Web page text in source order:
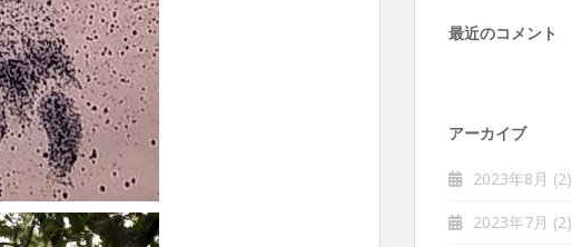
最近のコメント
アーカイブ
2023年8月 (2)
2023年7月 (2)